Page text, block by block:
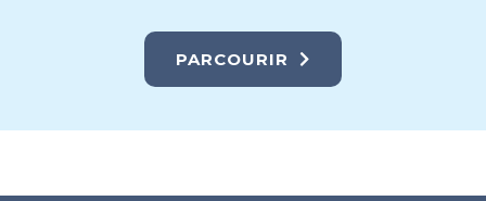
PARCOURIR